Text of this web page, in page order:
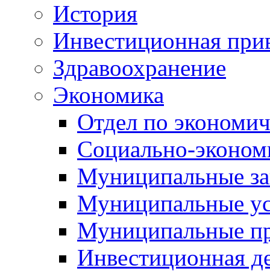
История
Инвестиционная
Здравоохранение
Экономика
Отдел по
Социально-
Муниципальные
Муниципальные
Муниципальные
Инвестиционная